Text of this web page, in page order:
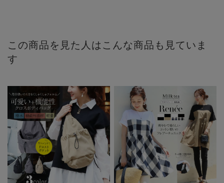
この商品を見た人はこんな商品も見ていま
す